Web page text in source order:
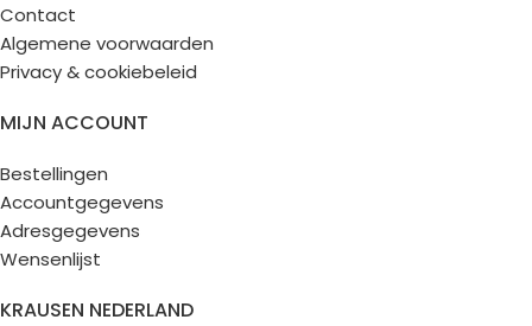
Contact
Algemene voorwaarden
Privacy & cookiebeleid
MIJN ACCOUNT
Bestellingen
Accountgegevens
Adresgegevens
Wensenlijst
KRAUSEN NEDERLAND